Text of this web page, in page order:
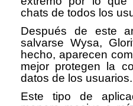
chats de todos los
Después de este
salvarse Wysa,
hecho, aparecen
mejor protegen la
datos de los usuarios.
Este tipo de